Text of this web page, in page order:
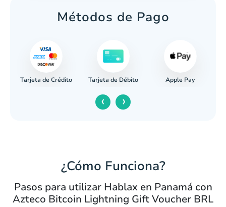
Métodos de Pago
Tarjeta de Crédito Tarjeta de Débito Apple Pay
‹ ›
¿Cómo Funciona?
Pasos para utilizar Hablax en Panamá con
Azteco Bitcoin Lightning Gift Voucher BRL